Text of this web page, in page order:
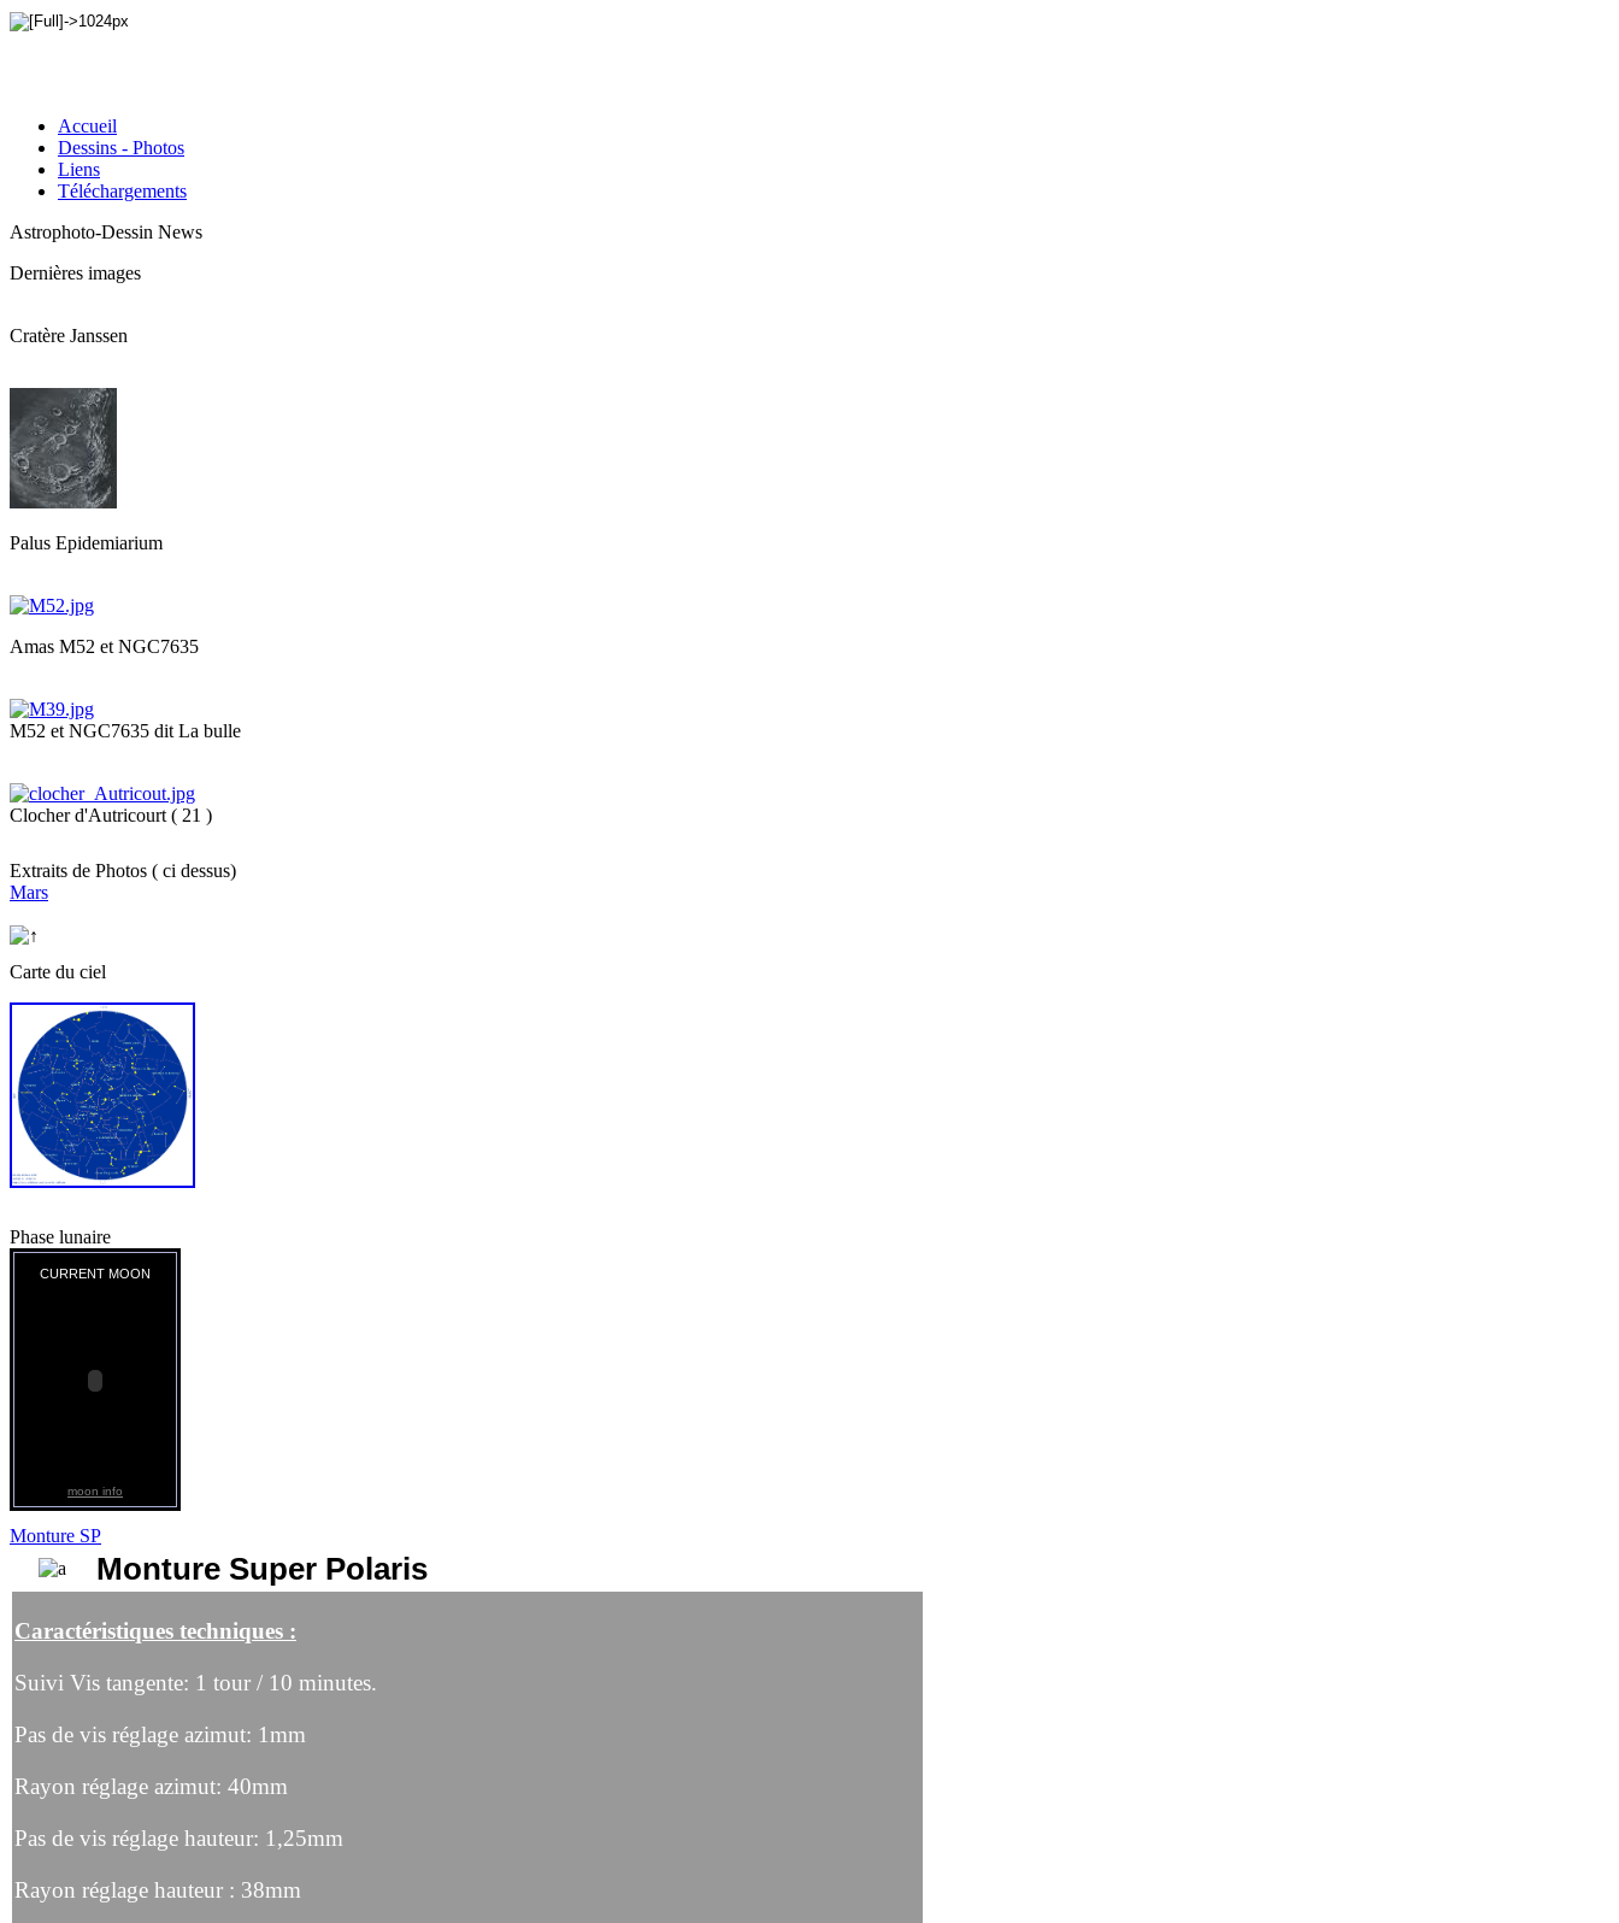
Accueil
Dessins - Photos
Liens
Téléchargements
Astrophoto-Dessin News
Dernières images
Cratère Janssen
Palus Epidemiarium
Amas M52 et NGC7635
M52 et NGC7635 dit La bulle
Clocher d'Autricourt ( 21 )
Extraits de Photos ( ci dessus)
Mars
Carte du ciel
Phase lunaire
CURRENT MOON
moon info
Monture SP
Monture Super Polaris
Caractéristiques techniques :
Suivi Vis tangente: 1 tour / 10 minutes.
Pas de vis réglage azimut: 1mm
Rayon réglage azimut: 40mm
Pas de vis réglage hauteur: 1,25mm
Rayon réglage hauteur : 38mm